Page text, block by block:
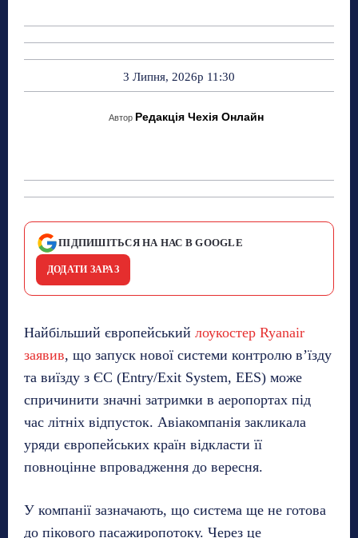
3 Липня, 2026р 11:30
Автор Редакція Чехія Онлайн
ПІДПИШІТЬСЯ НА НАС В GOOGLE
ДОДАТИ ЗАРАЗ
Найбільший європейський лоукостер Ryanair
заявив, що запуск нової системи контролю в’їзду
та виїзду з ЄС (Entry/Exit System, EES) може
спричинити значні затримки в аеропортах під
час літніх відпусток. Авіакомпанія закликала
уряди європейських країн відкласти її
повноцінне впровадження до вересня.
У компанії зазначають, що система ще не готова
до пікового пасажиропотоку. Через це